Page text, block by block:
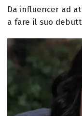
Da influencer ad
a fare il suo